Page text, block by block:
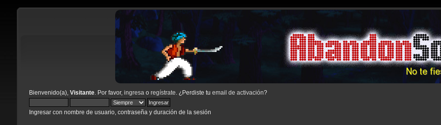
Bienvenido(a), Visitante. Por favor, ingresa o regístrate . ¿Perdiste tu email de activación?
Ingresar con nombre de usuario, contraseña y duración de la sesión